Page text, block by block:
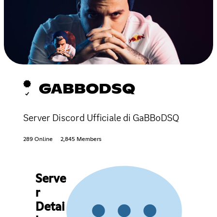
GABBODSQ
Server Discord Ufficiale di GaBBoDSQ
289 Online 2,845 Members
Serve
r
Detai